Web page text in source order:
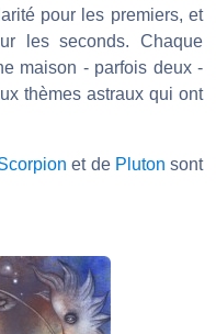
pour les premiers, et
les seconds. Chaque
maison - parfois deux -
thèmes astraux qui ont
et de Pluton sont